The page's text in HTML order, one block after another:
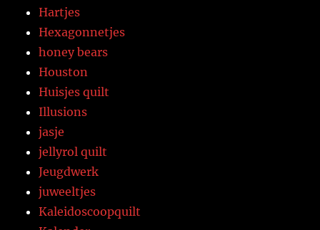
Hartjes
Hexagonnetjes
honey bears
Houston
Huisjes quilt
Illusions
jasje
jellyrol quilt
Jeugdwerk
juweeltjes
Kaleidoscoopquilt